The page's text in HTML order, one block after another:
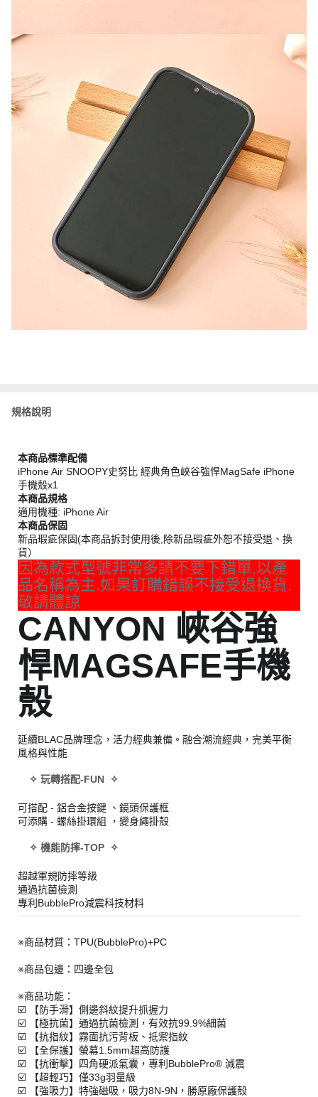
規格說明
本商品標準配備
iPhone Air SNOOPY史努比 經典角色峽谷強悍MagSafe iPhone
手機殼x1
本商品規格
適用機種: iPhone Air
本商品保固
新品瑕疵保固(本商品拆封使用後,除新品瑕疵外恕不接受退、換
貨）
因為款式型號非常多請不要下錯單,以產
品名稱為主.如果訂購錯誤不接受退換貨.
敬請體諒
CANYON 峽谷強
悍MAGSAFE手機
殼
延續BLAC品牌理念，活力經典兼備。融合潮流經典，完美平衡
風格與性能
✧ 玩轉搭配-FUN ✧
可搭配 - 鋁合金按鍵 、鏡頭保護框
可添購 - 螺絲掛環組 ，變身繩掛殼
✧ 機能防摔-TOP ✧
超越軍規防摔等級
通過抗菌檢測
專利BubblePro減震科技材料
※商品材質：TPU(BubblePro)+PC
※商品包邊：四邊全包
※商品功能：
☑️ 【防手滑】側邊斜紋提升抓握力
☑️ 【極抗菌】通過抗菌檢測，有效抗99.9%細菌
☑️ 【抗指紋】霧面抗污背板、抵禦指紋
☑️ 【全保護】螢幕1.5mm超高防護
☑️ 【抗衝擊】四角硬派氣囊，專利BubblePro® 減震
☑️ 【超輕巧】僅33g羽量級
☑️ 【強吸力】特強磁吸，吸力8N-9N，勝原廠保護殼